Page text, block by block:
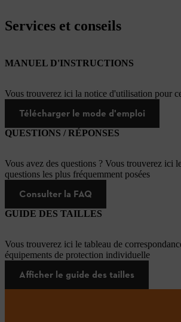
Services et conseils
MANUEL D'INSTRUCTIONS
Vous trouverez ici la notice d'utilisation pour
Télécharger le mode d'emploi
QUESTIONS / RÉPONSES
Vous avez des questions ? Vous trouverez ici
questions les plus fréquemment posées
Consulter la FAQ
GUIDE DES TAILLES
Vous trouverez ici le tableau de
équipements de protection individuelle
Afficher le guide des tailles